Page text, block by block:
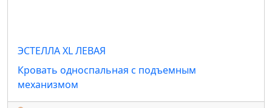
ЭСТЕЛЛА XL ЛЕВАЯ
Кровать односпальная с подъемным
механизмом